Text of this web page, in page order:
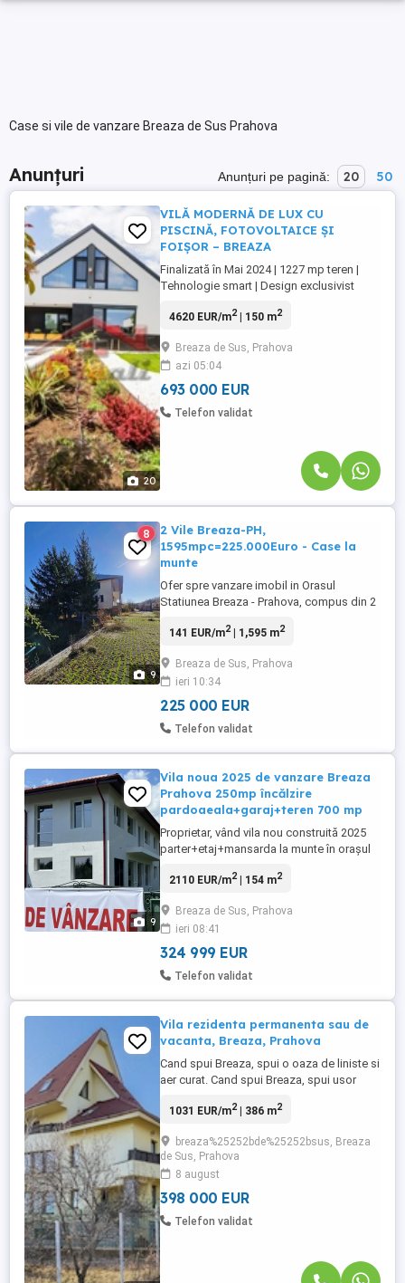
Case si vile de vanzare Breaza de Sus Prahova
Anunțuri Anunțuri pe pagină: 20 50
20
VILĂ MODERNĂ DE LUX CU
PISCINĂ, FOTOVOLTAICE ȘI
FOIȘOR – BREAZA
Finalizată în Mai 2024 | 1227 mp teren |
Tehnologie smart | Design exclusivist
Brezei – o vilă nouă, complet echipată cu
care transformă confortul într-un stil de
viață. Ideală ca reședință permanentă sau
casă de vacanță ...
4620 EUR/m2| 150 m2
Breaza de Sus, Prahova
azi 05:04
693 000 EUR
Telefon validat
9
8
2 Vile Breaza-PH,
1595mpc=225.000Euro - Case la
munte
Ofer spre vanzare imobil in Orasul
Statiunea Breaza - Prahova, compus din 2
de 1595 mp, ambele vile fiind amplasate
având deschidere la doua strazi si o
panorama superba asupra orasului
Breaza, datorita pozitiei imobilului ...
141 EUR/m2| 1,595 m2
Breaza de Sus, Prahova
ieri 10:34
225 000 EUR
Telefon validat
9
Vila noua 2025 de vanzare Breaza
Prahova 250mp încălzire
pardoaeala+garaj+teren 700 mp
Proprietar, vând vila nou construită 2025
parter+etaj+mansarda la munte în orașul
Proprietatea este situata în Breaza, la
și aproape de stațiunile montane.
Localitatea este cunoscută ca avand cel
mai curat aer din România. ...
2110 EUR/m2| 154 m2
Breaza de Sus, Prahova
ieri 08:41
324 999 EUR
Telefon validat
Vila rezidenta permanenta sau de
vacanta, Breaza, Prahova
Cand spui Breaza, spui o oaza de liniste si
aer curat. Cand spui Breaza, spui usor
statiunile de pe Valea Prahovei. Privelistea
iar miresmele padurii iti imbata simtul
olfactiv. Ai impresia ca timpul sta in loc si
...
1031 EUR/m2| 386 m2
breaza%25252bde%25252bsus, Breaza
de Sus, Prahova
8 august
398 000 EUR
Telefon validat